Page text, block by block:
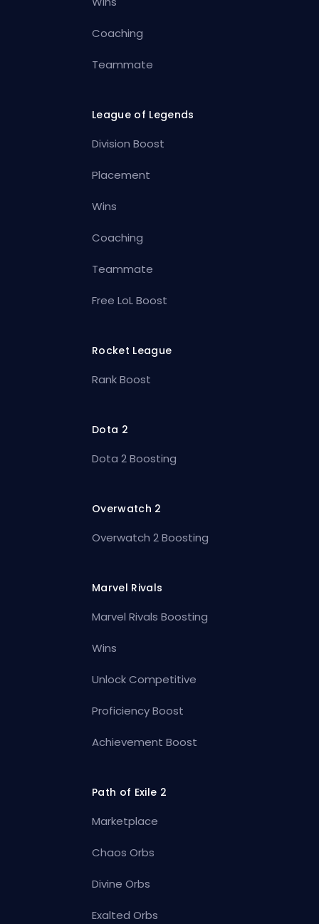
Coaching
Teammate
League of Legends
Division Boost
Placement
Wins
Coaching
Teammate
Free LoL Boost
Rocket League
Rank Boost
Dota 2
Dota 2 Boosting
Overwatch 2
Overwatch 2 Boosting
Marvel Rivals
Marvel Rivals Boosting
Wins
Unlock Competitive
Proficiency Boost
Achievement Boost
Path of Exile 2
Marketplace
Chaos Orbs
Divine Orbs
Exalted Orbs